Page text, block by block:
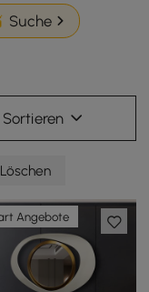
Suche
Sortieren
Angebote